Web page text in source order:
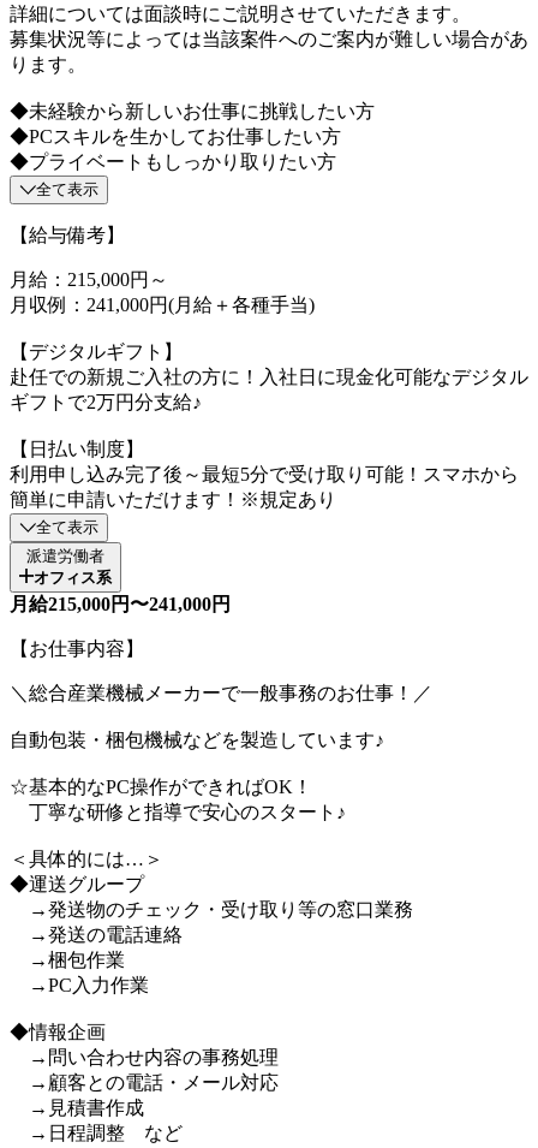
詳細については面談時にご説明させていただきます。
募集状況等によっては当該案件へのご案内が難しい場合があ
ります。
◆未経験から新しいお仕事に挑戦したい方
◆PCスキルを生かしてお仕事したい方
◆プライベートもしっかり取りたい方
全て表示
【給与備考】
月給：215,000円～
月収例：241,000円(月給＋各種手当)
【デジタルギフト】
赴任での新規ご入社の方に！入社日に現金化可能なデジタル
ギフトで2万円分支給♪
【日払い制度】
利用申し込み完了後～最短5分で受け取り可能！スマホから
簡単に申請いただけます！※規定あり
全て表示
派遣労働者
オフィス系
月給215,000円〜241,000円
【お仕事内容】
＼総合産業機械メーカーで一般事務のお仕事！／
自動包装・梱包機械などを製造しています♪
☆基本的なPC操作ができればOK！
丁寧な研修と指導で安心のスタート♪
＜具体的には…＞
◆運送グループ
→発送物のチェック・受け取り等の窓口業務
→発送の電話連絡
→梱包作業
→PC入力作業
◆情報企画
→問い合わせ内容の事務処理
→顧客との電話・メール対応
→見積書作成
→日程調整 など